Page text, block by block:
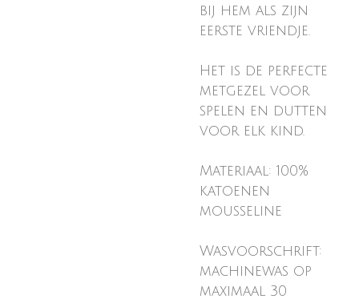
bij hem als zijn
eerste vriendje.
Het is de perfecte
metgezel voor
spelen en dutten
voor elk kind.
Materiaal: 100%
katoenen
mousseline
Wasvoorschrift:
machinewas op
maximaal 30